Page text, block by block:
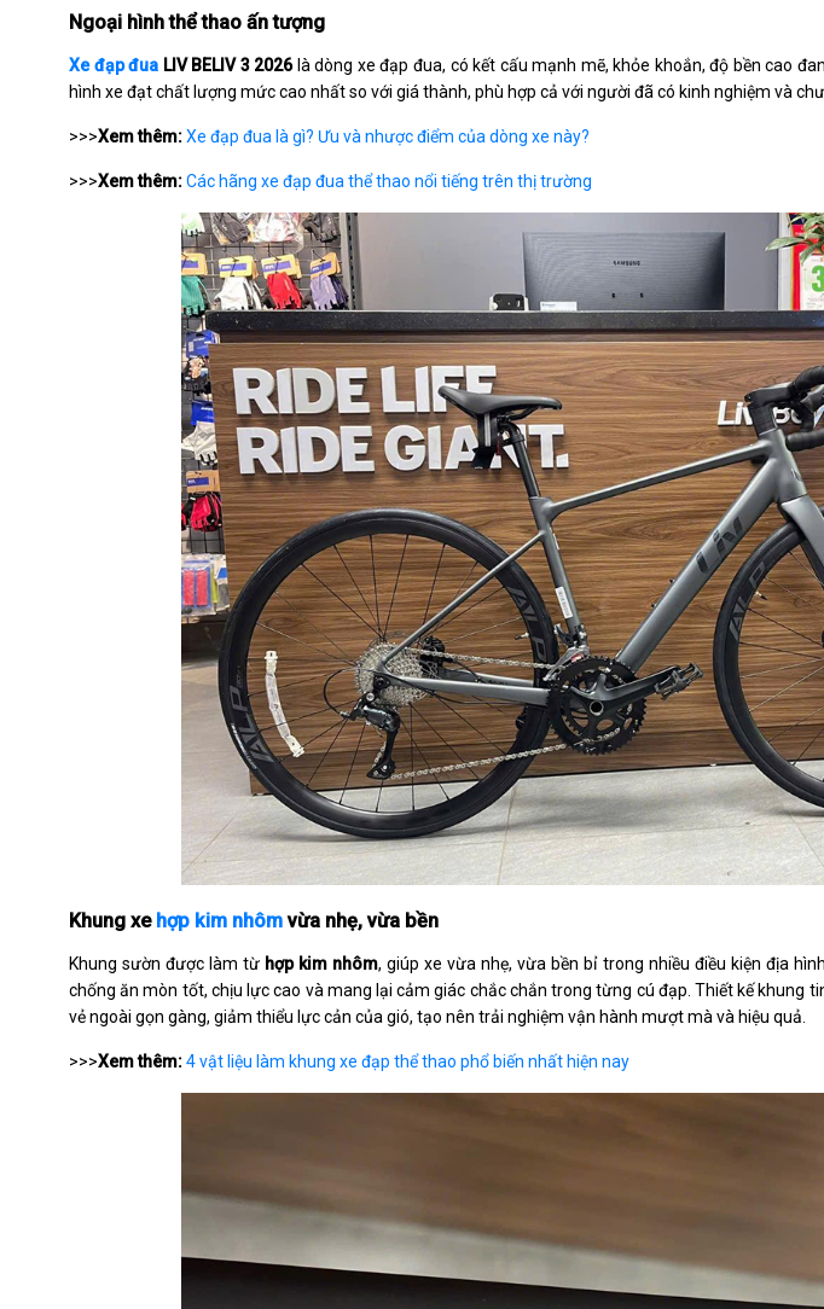
Ngoại hình thể thao ấn tượng
Xe đạp đua LIV BELIV 3 2026là dòng xe đạp đua, có kết cấu mạnh mẽ, khỏe khoắn, độ bền cao
hình xe đạt chất lượng mức cao nhất so với giá thành, phù hợp cả với người đã có kinh nghiệm và
>>>Xem thêm:Xe đạp đua là gì? Ưu và nhược điểm của dòng xe này?
>>>Xem thêm:Các hãng xe đạp đua thể thao nổi tiếng trên thị trường
Khung xe hợp kim nhômvừa nhẹ, vừa bền
Khung sườn được làm từ hợp kim nhôm, giúp xe vừa nhẹ, vừa bền bỉ trong nhiều điều kiện địa
chống ăn mòn tốt, chịu lực cao và mang lại cảm giác chắc chắn trong từng cú đạp. Thiết kế khung
vẻ ngoài gọn gàng, giảm thiểu lực cản của gió, tạo nên trải nghiệm vận hành mượt mà và hiệu quả.
>>>Xem thêm:4 vật liệu làm khung xe đạp thể thao phổ biến nhất hiện nay